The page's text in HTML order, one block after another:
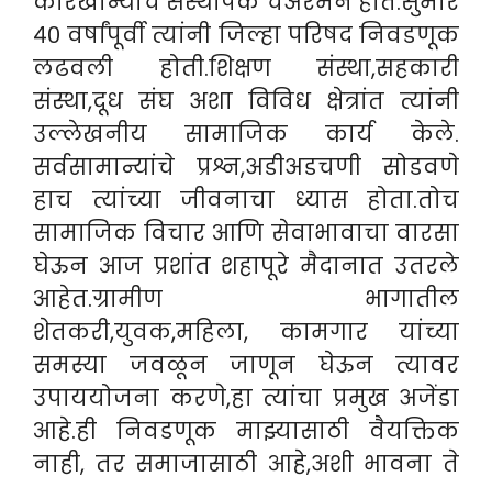
४० वर्षांपूर्वी त्यांनी जिल्हा परिषद निवडणूक
लढवली होती.शिक्षण संस्था,सहकारी
संस्था,दूध संघ अशा विविध क्षेत्रांत त्यांनी
उल्लेखनीय सामाजिक कार्य केले.
सर्वसामान्यांचे प्रश्न,अडीअडचणी सोडवणे
हाच त्यांच्या जीवनाचा ध्यास होता.तोच
सामाजिक विचार आणि सेवाभावाचा वारसा
घेऊन आज प्रशांत शहापूरे मैदानात उतरले
आहेत.ग्रामीण भागातील
शेतकरी,युवक,महिला, कामगार यांच्या
समस्या जवळून जाणून घेऊन त्यावर
उपाययोजना करणे,हा त्यांचा प्रमुख अजेंडा
आहे.ही निवडणूक माझ्यासाठी वैयक्तिक
नाही, तर समाजासाठी आहे,अशी भावना ते